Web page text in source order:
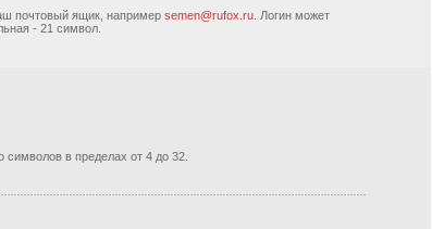
почтовый ящик, например semen@rufox.ru. Логин может
- 21 символ.
в пределах от 4 до 32.